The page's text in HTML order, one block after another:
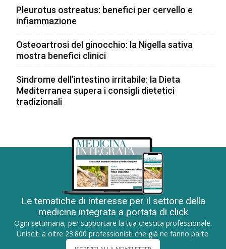
Pleurotus ostreatus: benefici per cervello e
infiammazione
Osteoartrosi del ginocchio: la Nigella sativa
mostra benefici clinici
Sindrome dell’intestino irritabile: la Dieta
Mediterranea supera i consigli dietetici
tradizionali
Le tematiche di interesse per il settore della
medicina integrata a portata di click
Ogni settimana, per supportare la tua crescita professionale.
Unisciti a oltre 23.800 professionisti che già ne fanno parte.